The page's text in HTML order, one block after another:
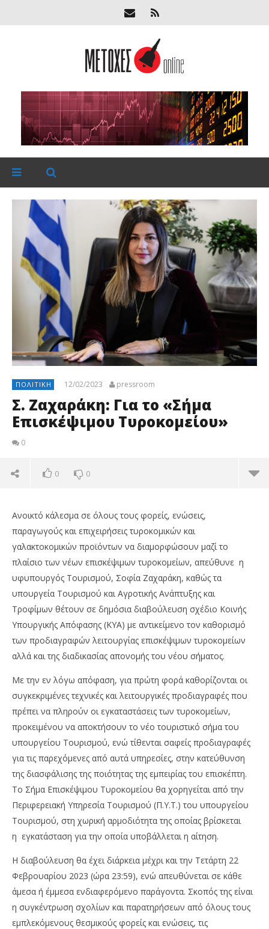
ΠΟΛΙΤΙΚΉ 12/02/2023 pressroom
Σ. Ζαχαράκη: Για το «Σήμα
Επισκέψιμου Τυροκομείου»
0
0 0
NOW VIEWING
Σ. Ζαχαράκη: Για το «Σήμα Επισκέψιμου
Τυροκομείου»
12/02/2023
pressroom
Ανοικτό κάλεσμα σε όλους τους φορείς, ενώσεις,
παραγωγούς και επιχειρήσεις τυροκομικών και
γαλακτοκομικών προϊόντων να διαμορφώσουν μαζί το
πλαίσιο των νέων επισκέψιμων τυροκομείων, απεύθυνε η
υφυπουργός Τουρισμού, Σοφία Ζαχαράκη, καθώς τα
υπουργεία Τουρισμού και Αγροτικής Ανάπτυξης και
Τροφίμων θέτουν σε δημόσια διαβούλευση σχέδιο Κοινής
Υπουργικής Απόφασης (ΚΥΑ) με αντικείμενο τον καθορισμό
των προδιαγραφών λειτουργίας επισκέψιμων τυροκομείων
αλλά και της διαδικασίας απονομής του νέου σήματος.
Με την εν λόγω απόφαση, για πρώτη φορά καθορίζονται οι
συγκεκριμένες τεχνικές και λειτουργικές προδιαγραφές που
πρέπει να πληρούν οι εγκαταστάσεις των τυροκομείων,
προκειμένου να αποκτήσουν το νέο τουριστικό σήμα του
υπουργείου Τουρισμού, ενώ τίθενται σαφείς προδιαγραφές
για τις παρεχόμενες από αυτά υπηρεσίες, στην κατεύθυνση
της διασφάλισης της ποιότητας της εμπειρίας του επισκέπτη.
Το Σήμα Επισκέψιμου Τυροκομείου θα χορηγείται από την
Περιφερειακή Υπηρεσία Τουρισμού (Π.Υ.Τ.) του υπουργείου
Τουρισμού, στη χωρική αρμοδιότητα της οποίας βρίσκεται
η εγκατάσταση για την οποία υποβάλλεται η αίτηση.
Η διαβούλευση θα έχει διάρκεια μέχρι και την Τετάρτη 22
Φεβρουαρίου 2023 (ώρα 23:59), ενώ απευθύνεται σε κάθε
άμεσα ή έμμεσα ενδιαφερόμενο παράγοντα. Σκοπός της είναι
η συγκέντρωση σχολίων και παρατηρήσεων από όλους τους
εμπλεκόμενους θεσμικούς φορείς και ενώσεις, τις